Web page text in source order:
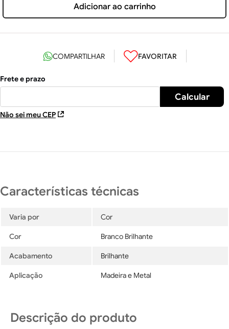
Adicionar ao carrinho
Não sei meu CEP
Varia por Cor
Cor Branco Brilhante
Acabamento Brilhante
Aplicação Madeira e Metal
Descrição do produto